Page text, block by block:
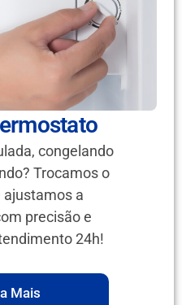
congelando
Trocamos o
a
precisão e
24h!
Mais